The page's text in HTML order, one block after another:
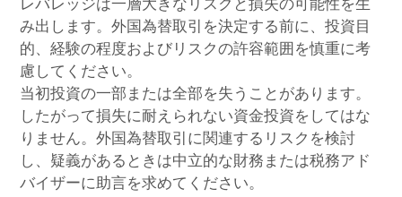
み出します。外国為替取引を決定する前に、投資目
的、経験の程度およびリスクの許容範囲を慎重に考
慮してください。
当初投資の一部または全部を失うことがあります。
したがって損失に耐えられない資金投資をしてはな
りません。外国為替取引に関連するリスクを検討
し、疑義があるときは中立的な財務または税務アド
バイザーに助言を求めてください。